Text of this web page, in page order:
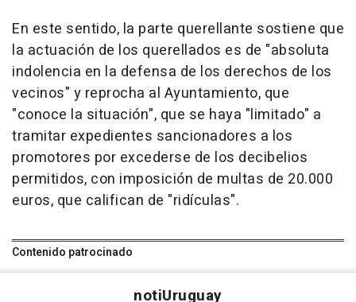
En este sentido, la parte querellante sostiene que
la actuación de los querellados es de "absoluta
indolencia en la defensa de los derechos de los
vecinos" y reprocha al Ayuntamiento, que
"conoce la situación", que se haya "limitado" a
tramitar expedientes sancionadores a los
promotores por excederse de los decibelios
permitidos, con imposición de multas de 20.000
euros, que califican de "ridículas".
Contenido patrocinado
notiUruguay